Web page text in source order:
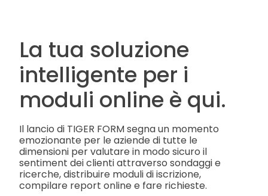
La tua soluzione
intelligente per i
moduli online è qui.
Il lancio di TIGER FORM segna un momento
emozionante per le aziende di tutte le
dimensioni per valutare in modo sicuro il
sentiment dei clienti attraverso sondaggi e
ricerche, distribuire moduli di iscrizione,
compilare report online e fare richieste.